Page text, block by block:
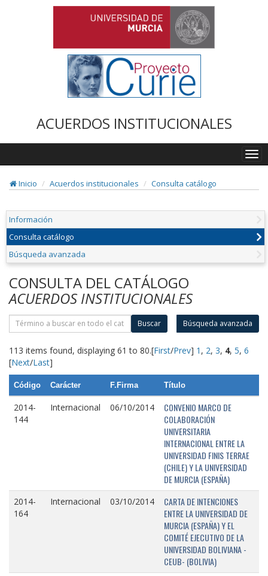
ACUERDOS INSTITUCIONALES
Inicio
Acuerdos institucionales Consulta catálogo
Información
Consulta catálogo
Búsqueda avanzada
CONSULTA DEL CATÁLOGO
ACUERDOS INSTITUCIONALES
Buscar Búsqueda avanzada
113 items found, displaying 61 to 80.[First/Prev] 1 , 2, 3, 4, 5, 6
[Next/Last]
Código Carácter F.Firma Título
2014-
144
Internacional 06/10/2014
CONVENIO MARCO DE
COLABORACIÓN
UNIVERSITARIA
INTERNACIONAL ENTRE LA
UNIVERSIDAD FINIS TERRAE
(CHILE) Y LA UNIVERSIDAD
DE MURCIA (ESPAÑA)
2014-
164
Internacional 03/10/2014
CARTA DE INTENCIONES
ENTRE LA UNIVERSIDAD DE
MURCIA (ESPAÑA) Y EL
COMITÉ EJECUTIVO DE LA
UNIVERSIDAD BOLIVIANA -
CEUB- (BOLIVIA)